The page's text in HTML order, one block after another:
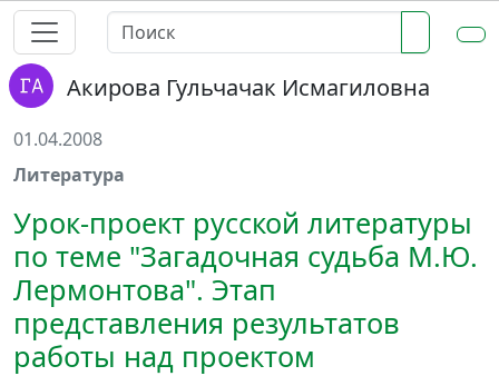
Акирова Гульчачак Исмагиловна
01.04.2008
Литература
Урок-проект русской литературы
по теме "Загадочная судьба М.Ю.
Лермонтова". Этап
представления результатов
работы над проектом